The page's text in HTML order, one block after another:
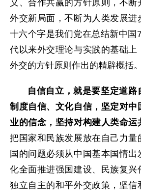
义、合作共赢的方针原则，不断
外交新局面，不断为人类发展进
十六个字是我们党在总结新中国
代以来外交理论与实践的基础上
外交的方针原则作出的精辟概括。
自信自立，就是要坚定道路
制度自信、文化自信，坚定对中
业的信念，坚持对构建人类命运
把国家和民族发展放在自己力量
国的问题必须从中国基本国情
化全面推进强国建设、民族复兴
独立自主的和平外交政策，坚信